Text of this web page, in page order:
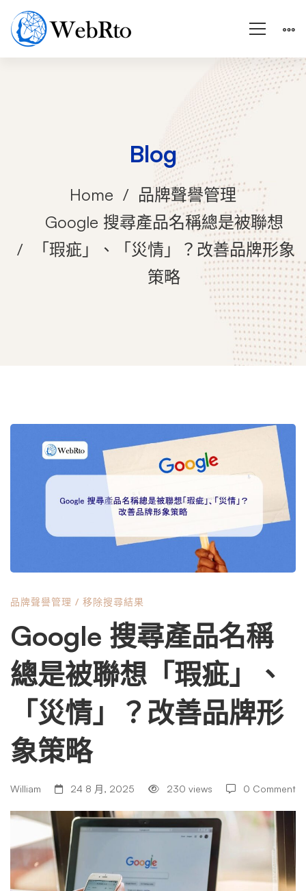
Blog
Home
品牌聲譽管理
Google 搜尋產品名稱總是被聯想
「瑕疵」、「災情」？改善品牌形象
策略
Google
產
品
名
稱
總
是
被
品牌聲譽管理 / 移除搜尋結果
Google 搜尋產品名稱
總是被聯想「瑕疵」、
「災情」？改善品牌形
象策略
William 24 8 月, 2025 230 views 0 Comment